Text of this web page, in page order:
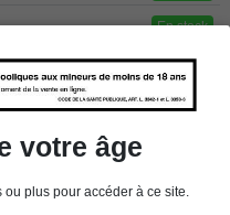
En stock
France métropolitaine. Pour les
magasins de ROSCOFF ou
votre âge
plus pour accéder à ce site.